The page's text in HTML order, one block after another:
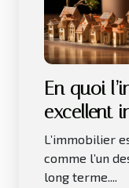
En quoi
excellent
L’immobilier
comme l’un
long terme....